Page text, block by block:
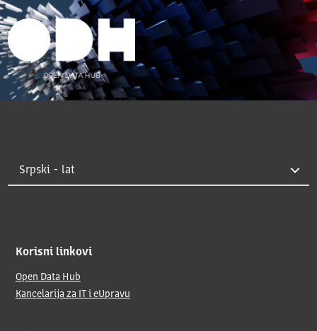
Korisni linkovi
Open Data Hub
Kancelarija za IT i eUpravu